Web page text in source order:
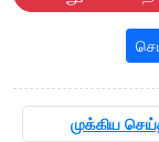
முக்கிய